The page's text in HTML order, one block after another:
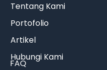
Tentang Kami
Portofolio
Artikel
Hubungi Kami
FAQ